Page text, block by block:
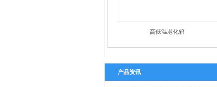
高低温老化箱
产品资讯